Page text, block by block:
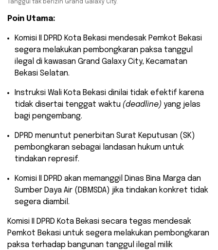
Tanggul tak berizin Grand Galaxy City.
Poin Utama:
​Komisi II DPRD Kota Bekasi mendesak Pemkot Bekasi
segera melakukan pembongkaran paksa tanggul
ilegal di kawasan Grand Galaxy City, Kecamatan
Bekasi Selatan.
​Instruksi Wali Kota Bekasi dinilai tidak efektif karena
tidak disertai tenggat waktu (deadline) yang jelas
bagi pengembang.
​DPRD menuntut penerbitan Surat Keputusan (SK)
pembongkaran sebagai landasan hukum untuk
tindakan represif.
​Komisi II DPRD akan memanggil Dinas Bina Marga dan
Sumber Daya Air (DBMSDA) jika tindakan konkret tidak
segera diambil.
Komisi II DPRD Kota Bekasi secara tegas mendesak
Pemkot Bekasi untuk segera melakukan pembongkaran
paksa terhadap bangunan tanggul ilegal milik